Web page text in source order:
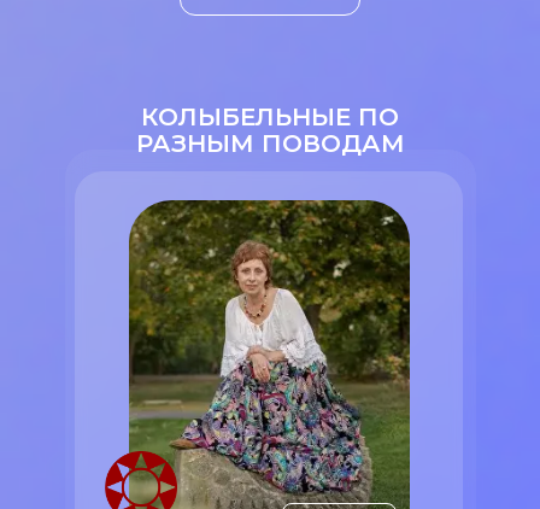
КОЛЫБЕЛЬНЫЕ ПО
РАЗНЫМ ПОВОДАМ